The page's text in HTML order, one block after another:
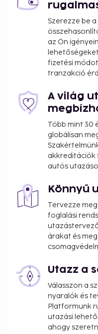
Szerezze be
az Ön
fizetési
tranzakció
A világ
Több mint 30
globálisan
akkreditációk
autós
Könnyű
Tervezze
foglalási
árakat és
Utazz a
Válasszon a
nyaralók és
Platformunk
utazási
ahogy